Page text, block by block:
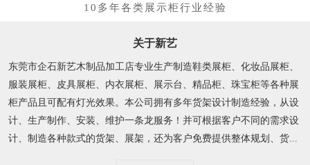
关于新艺
东莞市企石新艺木制品加工店专业生产制造鞋类展柜、化妆品展柜、
服装展柜、皮具展柜、内衣展柜、展示台、精品柜、珠宝柜等各种展
柜产品且可配有灯光效果。本公司拥有多年货架设计制造经验，从设
计、生产制作、安装、维护一条龙服务！并可根据客户不同的需求设
计、制造各种款式的货架、展架，还为客户免费提供整体规划、货...